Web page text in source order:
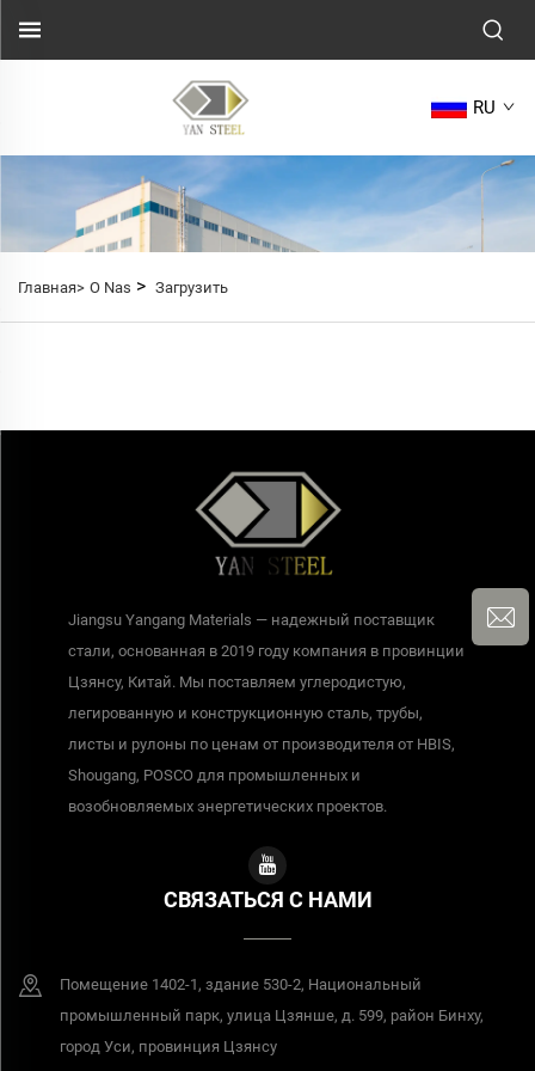
RU
Главная> O Nas > Загрузить
Jiangsu Yangang Materials — надежный поставщик
стали, основанная в 2019 году компания в провинции
Цзянсу, Китай. Мы поставляем углеродистую,
легированную и конструкционную сталь, трубы,
листы и рулоны по ценам от производителя от HBIS,
Shougang, POSCO для промышленных и
возобновляемых энергетических проектов.
СВЯЗАТЬСЯ С НАМИ
Помещение 1402-1, здание 530-2, Национальный
промышленный парк, улица Цзянше, д. 599, район Бинху,
город Уси, провинция Цзянсу